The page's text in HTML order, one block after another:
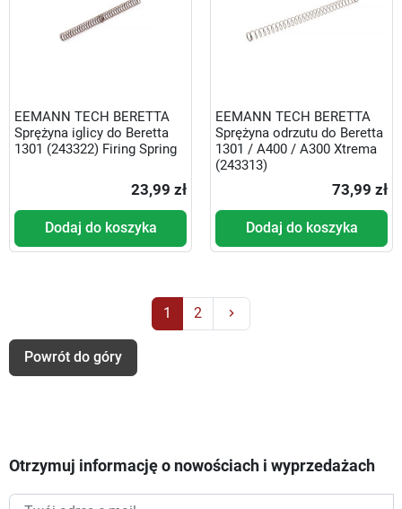
EEMANN TECH BERETTA
Sprężyna iglicy do Beretta
1301 (243322) Firing Spring
23,99 zł
Dodaj do koszyka
EEMANN TECH BERETTA
Sprężyna odrzutu do Beretta
1301 / A400 / A300 Xtrema
(243313)
73,99 zł
Dodaj do koszyka
1 2 keyboard_arrow_right
Powrót do góry
Otrzymuj informację o nowościach i wyprzedażach